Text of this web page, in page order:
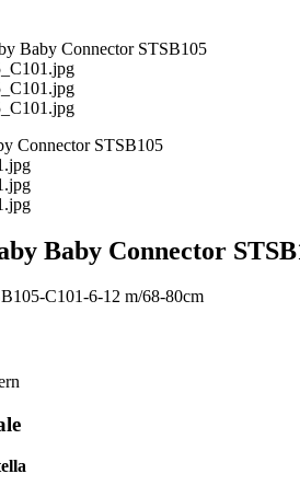
Baby Connector
C101-6-12 m/68-80cm